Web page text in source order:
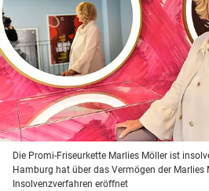
Die Promi-Friseurkette Marlies Möller ist
Hamburg hat über das Vermögen der Marlies
Insolvenzverfahren eröffnet